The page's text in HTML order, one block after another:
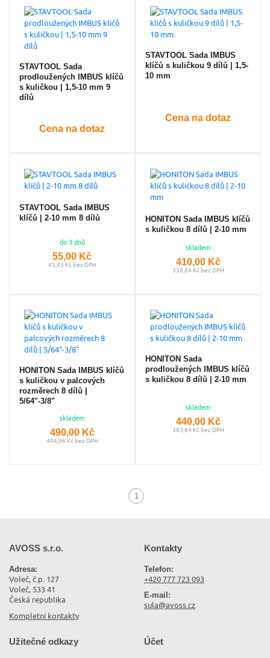
STAVTOOL Sada
prodloužených IMBUS klíčů
s kuličkou | 1,5-10 mm 9
dílů
Cena na dotaz
STAVTOOL Sada IMBUS
klíčů s kuličkou 9 dílů | 1,5-
10 mm
Cena na dotaz
STAVTOOL Sada IMBUS
klíčů | 2-10 mm 8 dílů
do 3 dnů
55,00 Kč
45,45 Kč bez DPH
HONITON Sada IMBUS klíčů
s kuličkou 8 dílů | 2-10 mm
skladem
410,00 Kč
338,84 Kč bez DPH
HONITON Sada IMBUS klíčů
s kuličkou v palcových
rozměrech 8 dílů |
5/64"-3/8"
skladem
490,00 Kč
404,96 Kč bez DPH
HONITON Sada
prodloužených IMBUS klíčů
s kuličkou 8 dílů | 2-10 mm
skladem
440,00 Kč
363,64 Kč bez DPH
1
(aktuální)
AVOSS s.r.o.
Adresa:
Voleč, č.p. 127
Voleč, 533 41
Česká republika
Kompletní kontakty
Kontakty
Telefon:
+420 777 723 093
E-mail:
sula@avoss.cz
Užitečné odkazy Účet